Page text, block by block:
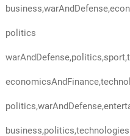
politics
business,politics,technologies